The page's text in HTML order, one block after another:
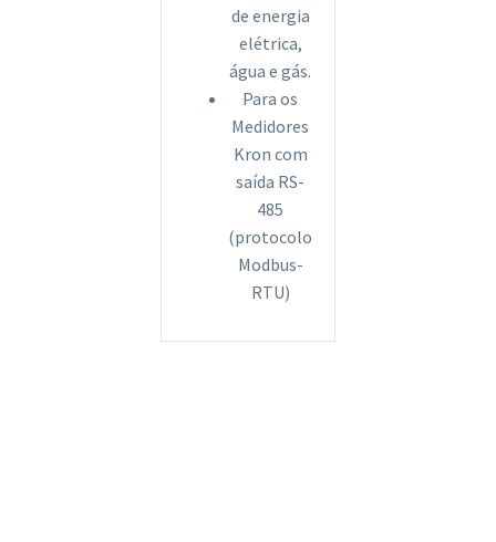
de energia
elétrica,
água e gás.
Para os
Medidores
Kron com
saída RS-
485
(protocolo
Modbus-
RTU)